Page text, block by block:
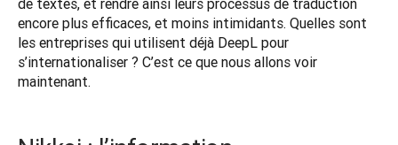
de textes, et rendre ainsi leurs processus de traduction
encore plus efficaces, et moins intimidants. Quelles sont
les entreprises qui utilisent déjà DeepL pour
s’internationaliser ? C’est ce que nous allons voir
maintenant.